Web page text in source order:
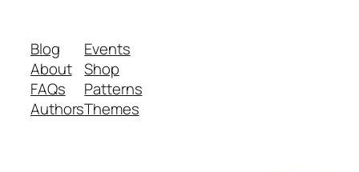
Blog
About
FAQs
Authors
Events
Shop
Patterns
Themes